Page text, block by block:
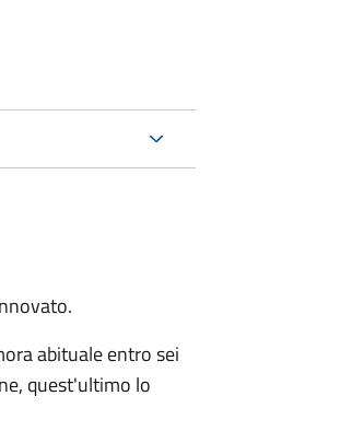
abituale entro sei
quest'ultimo lo